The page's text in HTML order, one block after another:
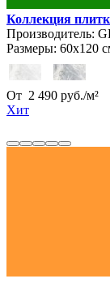
Коллекция
Производитель:
Размеры: 60х120
От 2 490 руб./м²
Хит